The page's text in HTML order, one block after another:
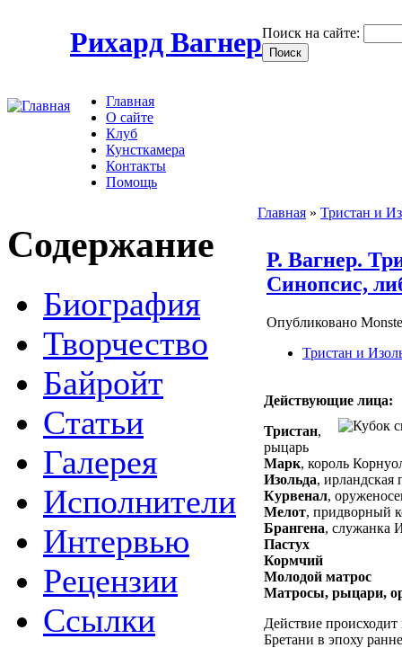
Рихард ВагнерПоиск на сайте:
Главная
О сайте
Клуб
Кунсткамера
Контакты
Помощь
Содержание
Биография
Творчество
Байройт
Статьи
Галерея
Исполнители
Интервью
Рецензии
Ссылки
Главная » Тристан и
Р. Вагнер.
Синопсис,
Опубликовано
Тристан и
Действующие лица:
Тристан,
рыцарь
Марк, король
Изольда, ирландская
Курвенал,
Мелот, придворный
Брангена, служанка
Пастух
Кормчий
Молодой матрос
Матросы, рыцари,
Действие
Бретани в эпоху